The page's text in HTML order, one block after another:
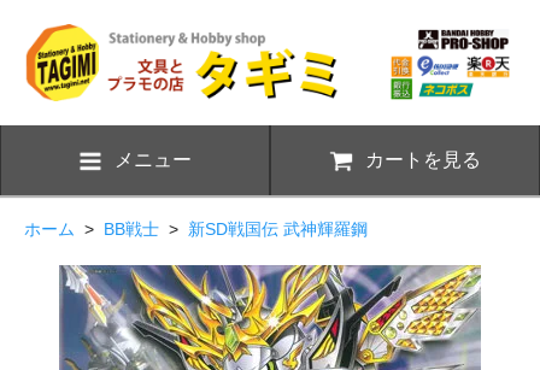
メニュー カートを見る
ホーム > BB戦士 > 新SD戦国伝 武神輝羅鋼